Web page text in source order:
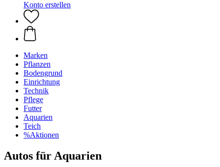
Konto erstellen
Marken
Pflanzen
Bodengrund
Einrichtung
Technik
Pflege
Futter
Aquarien
Teich
%Aktionen
Autos für Aquarien